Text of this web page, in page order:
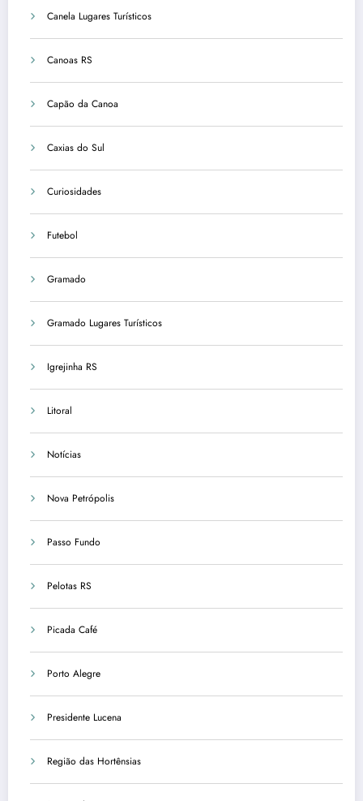
Canela Lugares Turísticos
Canoas RS
Capão da Canoa
Caxias do Sul
Curiosidades
Futebol
Gramado
Gramado Lugares Turísticos
Igrejinha RS
Litoral
Notícias
Nova Petrópolis
Passo Fundo
Pelotas RS
Picada Café
Porto Alegre
Presidente Lucena
Região das Hortênsias